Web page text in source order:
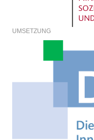
UMSETZUNG